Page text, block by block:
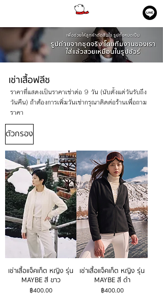
เช่าเสื้อฟลีซ
ราคาที่แสดงเป็นราคาเช่าต่อ 9 วัน (นับตั้งแต่วันรับถึง
วันคืน) ถ้าต้องการเพิ่มวันเช่ากรุณาติดต่อร้านเพื่อถาม
ราคา
ตัวกรอง
เช่าเสื้อแจ็คเก็ต หญิง รุ่น
MAYBE สี ขาว
ราคา
฿400.00
เช่าเสื้อแจ็คเก็ต หญิง รุ่น
MAYBE สี ดำ
ราคา
฿400.00